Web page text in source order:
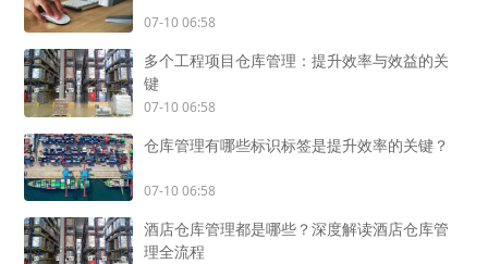
07-10 06:58
多个工程项目仓库管理：提升效率与效益的关
键
07-10 06:58
仓库管理有哪些标识标签是提升效率的关键？
07-10 06:58
酒店仓库管理都是哪些？深度解读酒店仓库管
理全流程